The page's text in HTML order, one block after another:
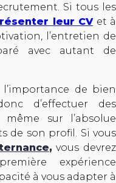
Si tous les
leur CVet à
l’entretien de
avec autant de
de bien
d’effectuer des
sur l’absolue
de son profil. Si vous
, vous devrez
expérience
à vous adapter à